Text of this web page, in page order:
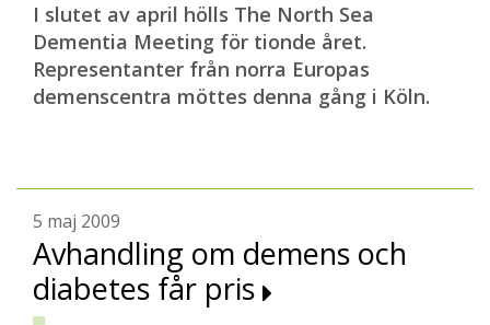
I slutet av april hölls The North Sea
Dementia Meeting för tionde året.
Representanter från norra Europas
demenscentra möttes denna gång i Köln.
5 maj 2009
Avhandling om demens och
diabetes får pris